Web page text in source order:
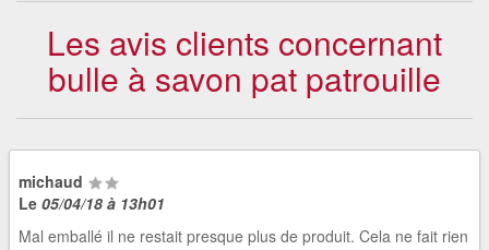
Les avis clients concernant
bulle à savon pat patrouille
michaud
Le 05/04/18 à 13h01
Mal emballé il ne restait presque plus de produit. Cela ne fait rien